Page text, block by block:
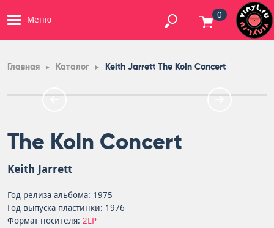
Меню 0
Главная Каталог Keith Jarrett The Koln Concert
The Koln Concert
Keith Jarrett
Год релиза альбома: 1975
Год выпуска пластинки: 1976
Формат носителя: 2LP